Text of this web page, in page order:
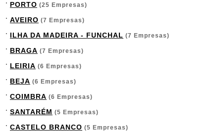
PORTO (25 Empresas)
AVEIRO (7 Empresas)
ILHA DA MADEIRA - FUNCHAL (7 Empresas)
BRAGA (7 Empresas)
LEIRIA (6 Empresas)
BEJA (6 Empresas)
COIMBRA (6 Empresas)
SANTARÉM (5 Empresas)
CASTELO BRANCO (5 Empresas)